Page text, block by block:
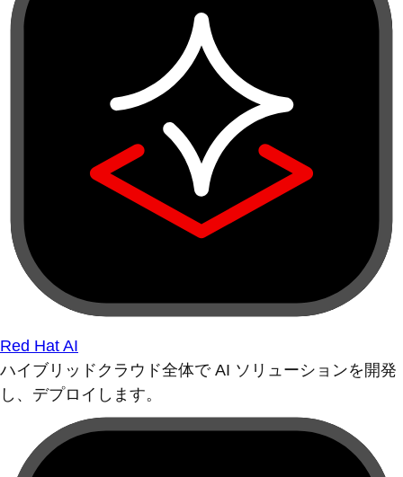
Red Hat AI
ハイブリッドクラウド全体で AI ソリューションを開発
し、デプロイします。